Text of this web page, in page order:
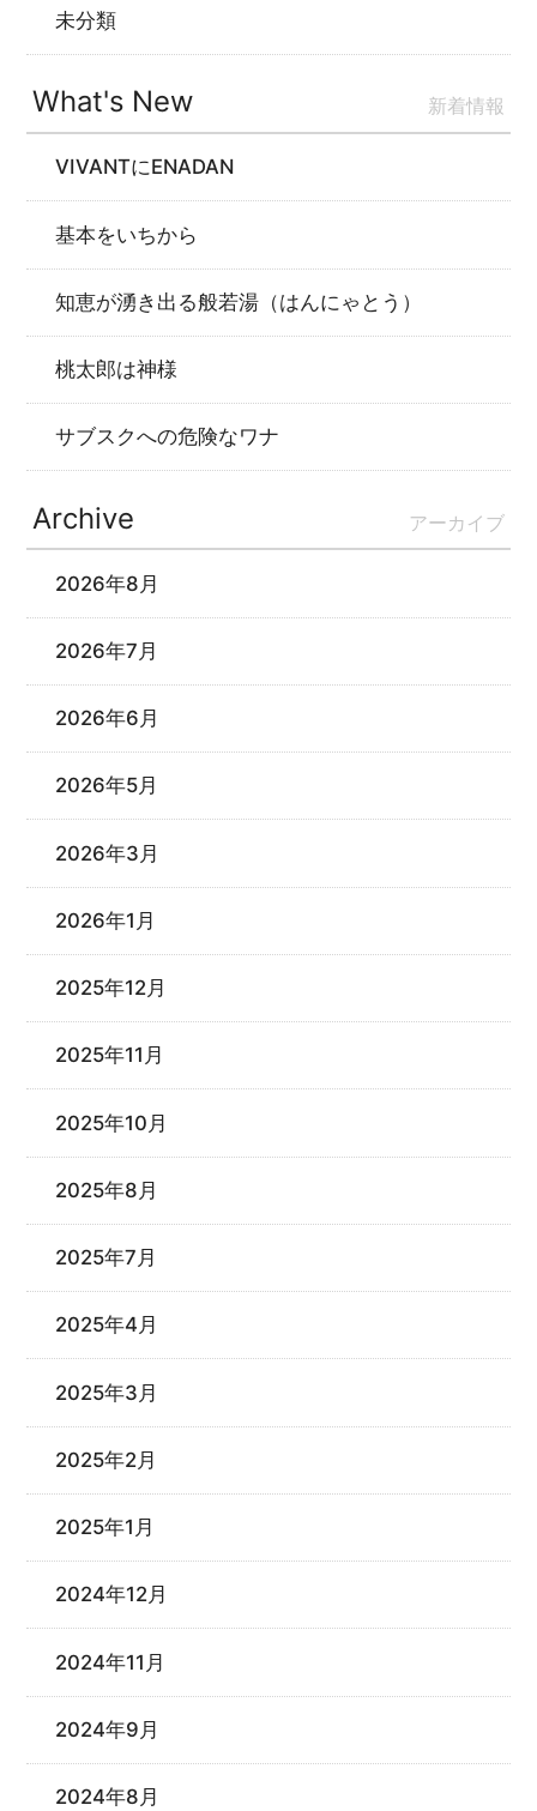
未分類
What's New 新着情報
VIVANTにENADAN
基本をいちから
知恵が湧き出る般若湯（はんにゃとう）
桃太郎は神様
サブスクへの危険なワナ
Archive アーカイブ
2026年8月
2026年7月
2026年6月
2026年5月
2026年3月
2026年1月
2025年12月
2025年11月
2025年10月
2025年8月
2025年7月
2025年4月
2025年3月
2025年2月
2025年1月
2024年12月
2024年11月
2024年9月
2024年8月